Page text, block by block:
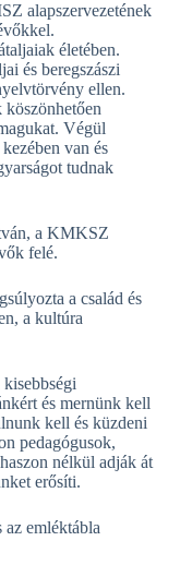
alapszervezetének
életében.
és beregszászi
ellen.
Végül
van és
tudnak
a KMKSZ
felé.
a család és
a kultúra
és mernünk kell
kell és küzdeni
pedagógusok,
nélkül adják át
erősíti.
az emléktábla